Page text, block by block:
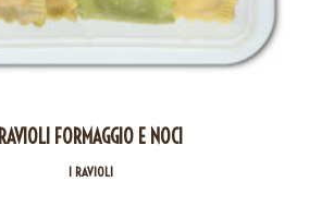
RAVIOLI FORMAGGIO E NOCI
I RAVIOLI